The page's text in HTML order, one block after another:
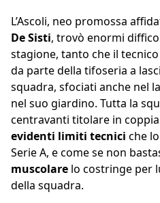
L’Ascoli, neo promossa
De Sisti, trovò enormi
stagione, tanto che il
da parte della tifoseria a
squadra, sfociati anche nel
nel suo giardino. Tutta la
centravanti titolare in
evidenti limiti tecnici che
Serie A, e come se non
muscolare lo costringe per
della squadra.